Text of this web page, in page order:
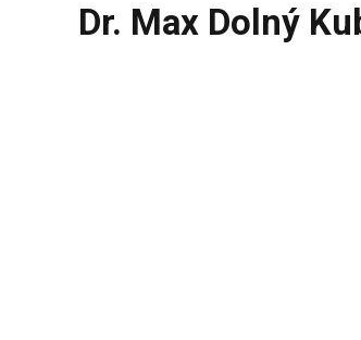
Dr. Max Dolný